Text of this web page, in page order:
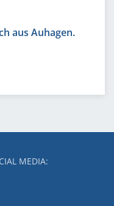
aus Auhagen.
MEDIA: